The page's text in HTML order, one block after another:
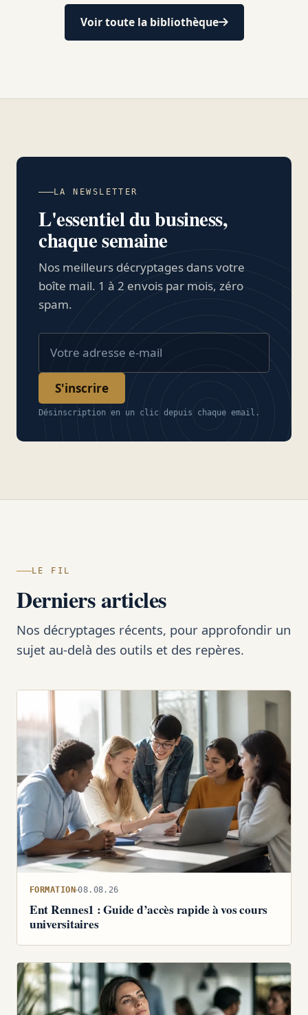
Voir toute la bibliothèque
LA NEWSLETTER
L'essentiel du business,
chaque semaine
Nos meilleurs décryptages dans votre
boîte mail. 1 à 2 envois par mois, zéro
spam.
S'inscrire
Désinscription en un clic depuis chaque email.
LE FIL
Derniers articles
Nos décryptages récents, pour approfondir un
sujet au-delà des outils et des repères.
FORMATION 08.08.26
Ent Rennes1 : Guide d’accès rapide à vos cours
universitaires